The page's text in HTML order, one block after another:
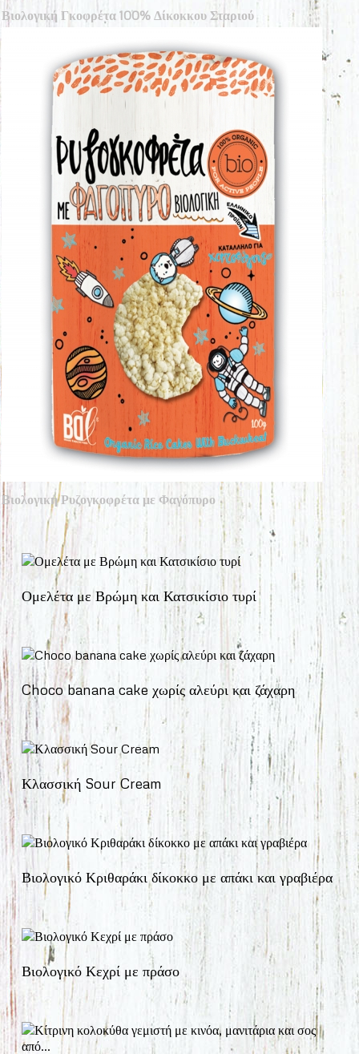
Βιολογική Γκοφρέτα 100% Δίκοκκου Σταριού
Βιολογική Ρυζογκοφρέτα με Φαγόπυρο
Ομελέτα με Βρώμη και Κατσικίσιο τυρί
Choco banana cake χωρίς αλεύρι και ζάχαρη
Κλασσική Sour Cream
Βιολογικό Κριθαράκι δίκοκκο με απάκι και γραβιέρα
Βιολογικό Κεχρί με πράσο